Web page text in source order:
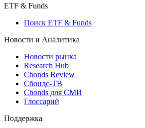
ETF & Funds
Поиск ETF & Funds
Новости и Аналитика
Новости рынка
Research Hub
Cbonds Review
Сбондс-ТВ
Cbonds для СМИ
Глоссарий
Поддержка